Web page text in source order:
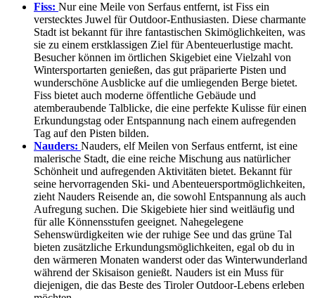
Fiss: Nur eine Meile von Serfaus entfernt, ist Fiss ein
verstecktes Juwel für Outdoor-Enthusiasten. Diese charmante
Stadt ist bekannt für ihre fantastischen Skimöglichkeiten, was
sie zu einem erstklassigen Ziel für Abenteuerlustige macht.
Besucher können im örtlichen Skigebiet eine Vielzahl von
Wintersportarten genießen, das gut präparierte Pisten und
wunderschöne Ausblicke auf die umliegenden Berge bietet.
Fiss bietet auch moderne öffentliche Gebäude und
atemberaubende Talblicke, die eine perfekte Kulisse für einen
Erkundungstag oder Entspannung nach einem aufregenden
Tag auf den Pisten bilden.
Nauders: Nauders, elf Meilen von Serfaus entfernt, ist eine
malerische Stadt, die eine reiche Mischung aus natürlicher
Schönheit und aufregenden Aktivitäten bietet. Bekannt für
seine hervorragenden Ski- und Abenteuersportmöglichkeiten,
zieht Nauders Reisende an, die sowohl Entspannung als auch
Aufregung suchen. Die Skigebiete hier sind weitläufig und
für alle Könnensstufen geeignet. Nahegelegene
Sehenswürdigkeiten wie der ruhige See und das grüne Tal
bieten zusätzliche Erkundungsmöglichkeiten, egal ob du in
den wärmeren Monaten wanderst oder das Winterwunderland
während der Skisaison genießt. Nauders ist ein Muss für
diejenigen, die das Beste des Tiroler Outdoor-Lebens erleben